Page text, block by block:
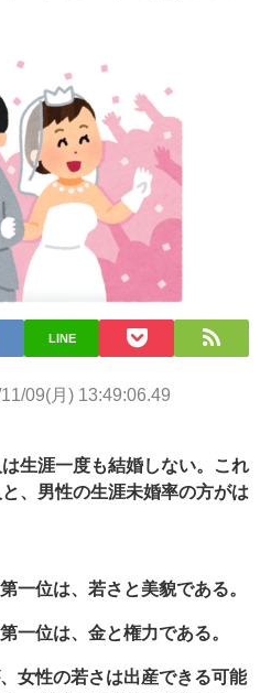
ヤバイと話題にｗｗｗｗ1700万バ
ヘッドライン
とんでもない姿を披露ｗｗｗｗｗ
イン
ッチ祭りが現実になるとかｗｗｗ
LINE
09(月) 13:49:06.49
生涯一度も結婚しない。これ
、男性の生涯未婚率の方がは
一位は、若さと美貌である。
一位は、金と権力である。
女性の若さは出産できる可能